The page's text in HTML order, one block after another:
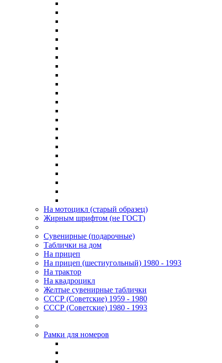
На мотоцикл (старый образец)
Жирным шрифтом (не ГОСТ)
Сувенирные (подарочные)
Таблички на дом
На прицеп
На прицеп (шестиугольный) 1980 - 1993
На трактор
На квадроцикл
Желтые сувенирные таблички
СССР (Советские) 1959 - 1980
СССР (Советские) 1980 - 1993
Рамки для номеров